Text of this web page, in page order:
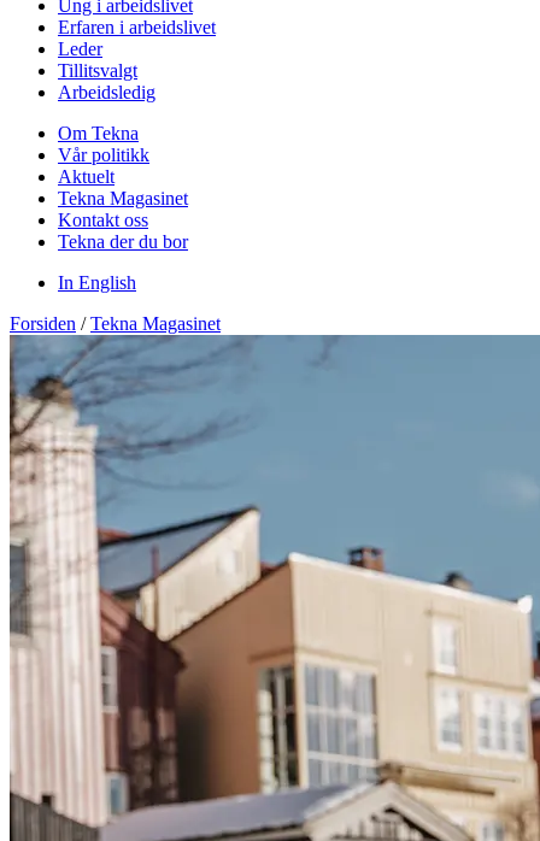
Ung i arbeidslivet
Erfaren i arbeidslivet
Leder
Tillitsvalgt
Arbeidsledig
Om Tekna
Vår politikk
Aktuelt
Tekna Magasinet
Kontakt oss
Tekna der du bor
In English
Forsiden / Tekna Magasinet